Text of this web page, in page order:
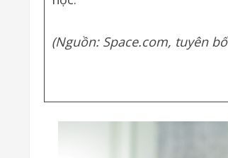
(Nguồn: Space.com, tuyên